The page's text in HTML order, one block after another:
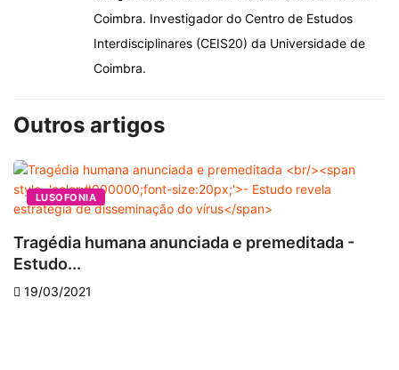
Coimbra. Investigador do Centro de Estudos
Interdisciplinares (CEIS20) da Universidade de
Coimbra.
Outros artigos
LUSOFONIA
Tragédia humana anunciada e premeditada -
Estudo...
19/03/2021